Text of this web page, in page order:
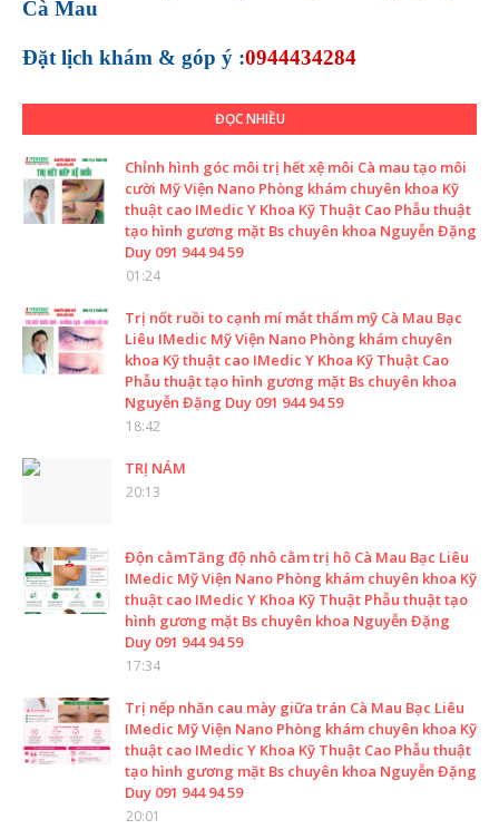
Cà Mau
Đặt lịch khám & góp ý :0944434284
ĐỌC NHIỀU
Chỉnh hình góc môi trị hết xệ môi Cà mau tạo môi
cười Mỹ Viện Nano Phòng khám chuyên khoa Kỹ
thuật cao IMedic Y Khoa Kỹ Thuật Cao Phẫu thuật
tạo hình gương mặt Bs chuyên khoa Nguyễn Đặng
Duy 091 944 94 59
01:24
Trị nốt ruồi to cạnh mí mắt thẩm mỹ Cà Mau Bạc
Liêu IMedic Mỹ Viện Nano Phòng khám chuyên
khoa Kỹ thuật cao IMedic Y Khoa Kỹ Thuật Cao
Phẫu thuật tạo hình gương mặt Bs chuyên khoa
Nguyễn Đặng Duy 091 944 94 59
18:42
TRỊ NÁM
20:13
Độn cằmTăng độ nhô cằm trị hô Cà Mau Bạc Liêu
IMedic Mỹ Viện Nano Phòng khám chuyên khoa Kỹ
thuật cao IMedic Y Khoa Kỹ Thuật Phẫu thuật tạo
hình gương mặt Bs chuyên khoa Nguyễn Đặng
Duy 091 944 94 59
17:34
Trị nếp nhăn cau mày giữa trán Cà Mau Bạc Liêu
IMedic Mỹ Viện Nano Phòng khám chuyên khoa Kỹ
thuật cao IMedic Y Khoa Kỹ Thuật Cao Phẫu thuật
tạo hình gương mặt Bs chuyên khoa Nguyễn Đặng
Duy 091 944 94 59
20:01